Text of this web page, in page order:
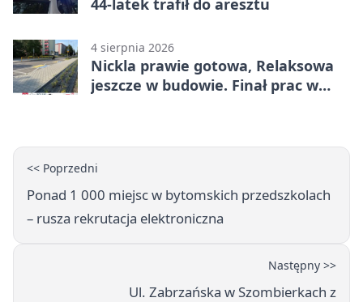
4 sierpnia 2026
Nickla prawie gotowa, Relaksowa
jeszcze w budowie. Finał prac w
<< Poprzedni
Ponad 1 000 miejsc w bytomskich przedszkolach
– rusza rekrutacja elektroniczna
Następny >>
Ul. Zabrzańska w Szombierkach z